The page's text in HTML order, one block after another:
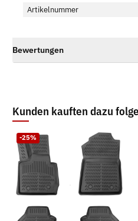
Artikelnummer
Bewertungen
Kunden kauften dazu
-25%